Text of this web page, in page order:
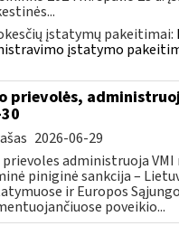
įstatymų pakeitimai:
įstatymo
prievolės,
2026-06-29
prievoles administruoja VMI
piniginė sankcija –
ir Europos
poveikio...